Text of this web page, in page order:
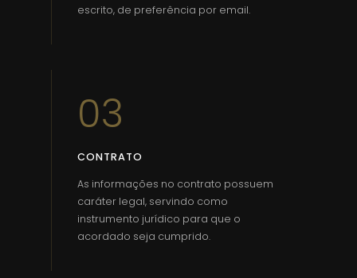
escrito, de preferência por email.
03
CONTRATO
As informações no contrato possuem
caráter legal, servindo como
instrumento jurídico para que o
acordado seja cumprido.